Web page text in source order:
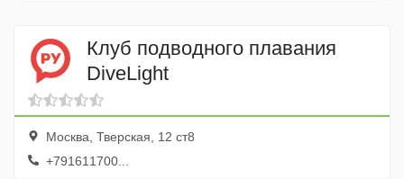
Клуб подводного плавания
DiveLight
Москва, Тверская, 12 ст8
+791611700...